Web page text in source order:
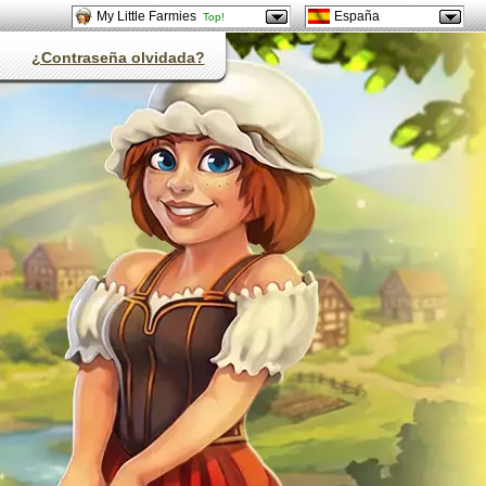
My Little Farmies Top! España
¿Contraseña olvidada?